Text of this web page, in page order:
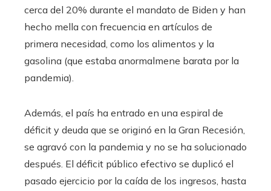
cerca del 20% durante el mandato de Biden y han
hecho mella con frecuencia en artículos de
primera necesidad, como los alimentos y la
gasolina (que estaba anormalmene barata por la
pandemia).
Además, el país ha entrado en una espiral de
déficit y deuda que se originó en la Gran Recesión,
se agravó con la pandemia y no se ha solucionado
después. El déficit público efectivo se duplicó el
pasado ejercicio por la caída de los ingresos, hasta